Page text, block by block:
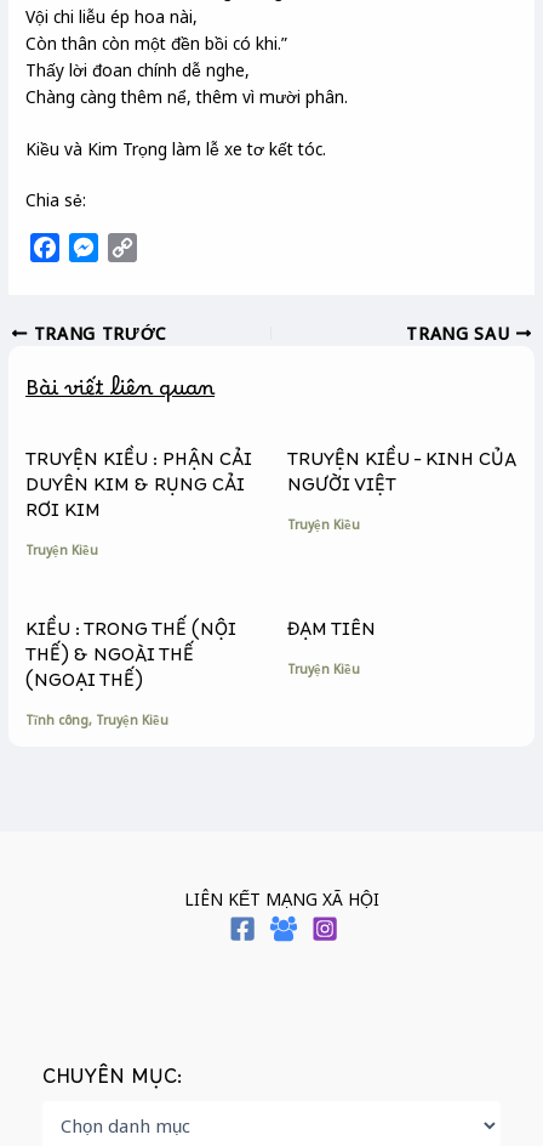
Vội chi liễu ép hoa nài,
Còn thân còn một đền bồi có khi.”
Thấy lời đoan chính dễ nghe,
Chàng càng thêm nể, thêm vì mười phân.
Kiều và Kim Trọng làm lễ xe tơ kết tóc.
Chia sẻ:
e
o
k
M
s
n
e
r
y
i
k
TRANG TRƯỚC TRANG SAU
Bài viết liên quan
TRUYỆN KIỀU : PHẬN CẢI
DUYÊN KIM & RỤNG CẢI
RƠI KIM
Truyện Kiều
TRUYỆN KIỀU – KINH CỦA
NGƯỜI VIỆT
Truyện Kiều
KIỀU : TRONG THẾ (NỘI
THẾ) & NGOÀI THẾ
(NGOẠI THẾ)
Tĩnh công, Truyện Kiều
ĐẠM TIÊN
Truyện Kiều
LIÊN KẾT MẠNG XÃ HỘI
CHUYÊN MỤC: